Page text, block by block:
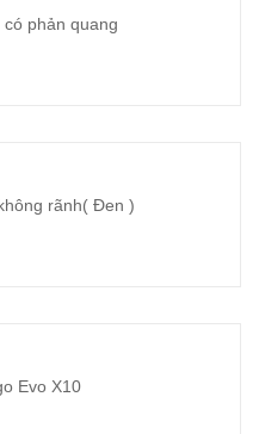
phản quang
rãnh( Đen )
Evo X10